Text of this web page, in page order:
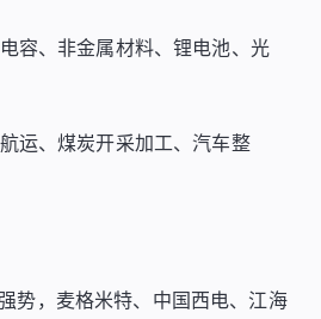
容、非金属材料、锂电池、光
运、煤炭开采加工、汽车整
势，麦格米特、中国西电、江海